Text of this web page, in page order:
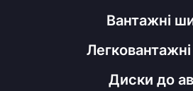
Вантажні
Диски до